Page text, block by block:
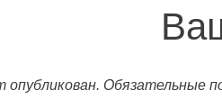
опубликован. Обязательные